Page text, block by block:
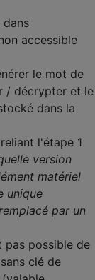
accessible
le mot de
/ décrypter et le
dans la
l'étape 1
version
matériel
unique
par un
pas possible de
clé de